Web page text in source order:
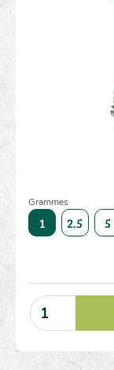
Grammes
1 2.5 5